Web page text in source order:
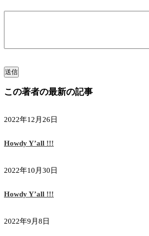
この著者の最新の記事
2022年12月26日
Howdy Y’all !!!
2022年10月30日
Howdy Y’all !!!
2022年9月8日